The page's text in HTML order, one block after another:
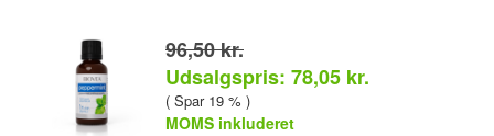
96,50 kr.
Udsalgspris: 78,05 kr.
( Spar 19 % )
MOMS inkluderet